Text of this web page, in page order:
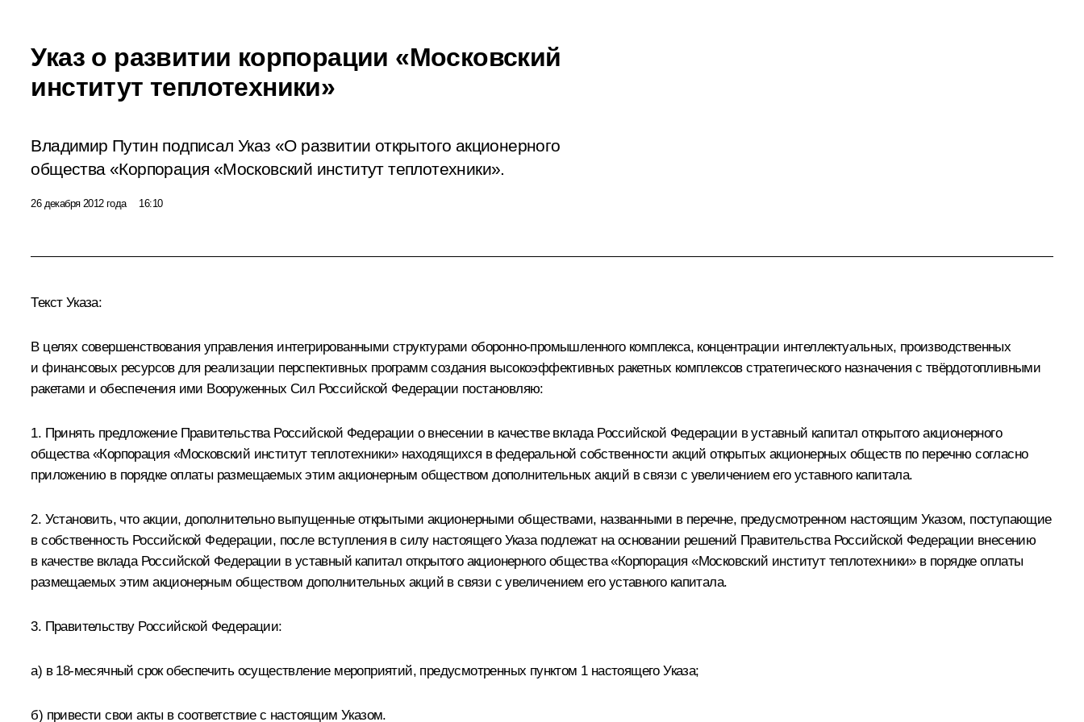
Указ о развитии корпорации «Московский
институт теплотехники»
Владимир Путин подписал Указ «О развитии открытого акционерного
общества «Корпорация «Московский институт теплотехники».
26 декабря 2012 года 16:10
Текст Указа:
В целях совершенствования управления интегрированными структурами оборонно-промышленного комплекса, концентрации интеллектуальных, производственных
и финансовых ресурсов для реализации перспективных программ создания высокоэффективных ракетных комплексов стратегического назначения с твёрдотопливными
ракетами и обеспечения ими Вооруженных Сил Российской Федерации постановляю:
1. Принять предложение Правительства Российской Федерации о внесении в качестве вклада Российской Федерации в уставный капитал открытого акционерного
общества «Корпорация «Московский институт теплотехники» находящихся в федеральной собственности акций открытых акционерных обществ по перечню согласно
приложению в порядке оплаты размещаемых этим акционерным обществом дополнительных акций в связи с увеличением его уставного капитала.
2. Установить, что акции, дополнительно выпущенные открытыми акционерными обществами, названными в перечне, предусмотренном настоящим Указом, поступающие
в собственность Российской Федерации, после вступления в силу настоящего Указа подлежат на основании решений Правительства Российской Федерации внесению
в качестве вклада Российской Федерации в уставный капитал открытого акционерного общества «Корпорация «Московский институт теплотехники» в порядке оплаты
размещаемых этим акционерным обществом дополнительных акций в связи с увеличением его уставного капитала.
3. Правительству Российской Федерации:
а) в 18-месячный срок обеспечить осуществление мероприятий, предусмотренных пунктом 1 настоящего Указа;
б) привести свои акты в соответствие с настоящим Указом.